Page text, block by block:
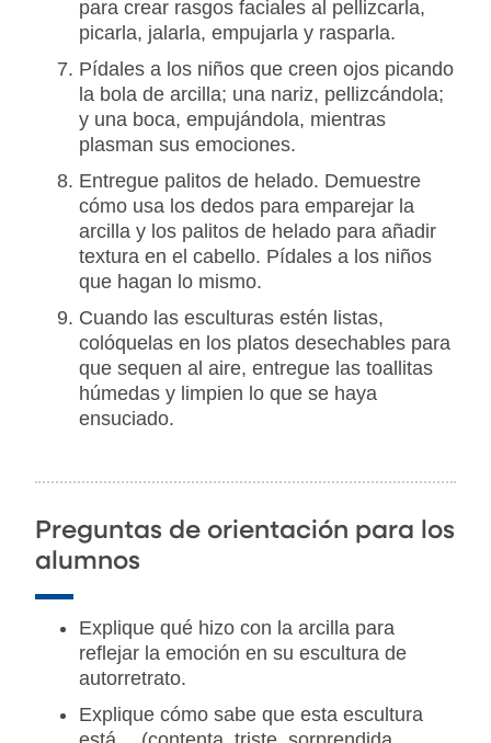
para crear rasgos faciales al pellizcarla,
picarla, jalarla, empujarla y rasparla.
Pídales a los niños que creen ojos picando
la bola de arcilla; una nariz, pellizcándola;
y una boca, empujándola, mientras
plasman sus emociones.
Entregue palitos de helado. Demuestre
cómo usa los dedos para emparejar la
arcilla y los palitos de helado para añadir
textura en el cabello. Pídales a los niños
que hagan lo mismo.
Cuando las esculturas estén listas,
colóquelas en los platos desechables para
que sequen al aire, entregue las toallitas
húmedas y limpien lo que se haya
ensuciado.
Preguntas de orientación para los
alumnos
Explique qué hizo con la arcilla para
reflejar la emoción en su escultura de
autorretrato.
Explique cómo sabe que esta escultura